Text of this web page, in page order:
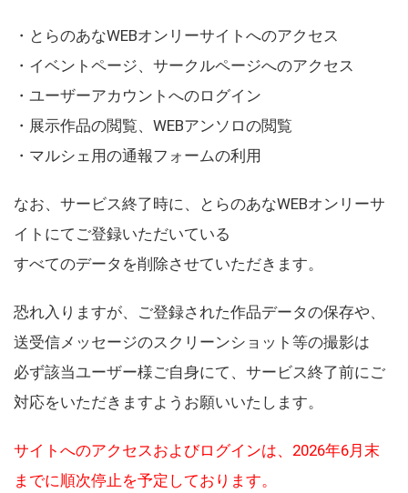
・とらのあなWEBオンリーサイトへのアクセス
・イベントページ、サークルページへのアクセス
・ユーザーアカウントへのログイン
・展示作品の閲覧、WEBアンソロの閲覧
・マルシェ用の通報フォームの利用
なお、サービス終了時に、とらのあなWEBオンリーサ
イトにてご登録いただいている
すべてのデータを削除させていただきます。
恐れ入りますが、ご登録された作品データの保存や、
送受信メッセージのスクリーンショット等の撮影は
必ず該当ユーザー様ご自身にて、サービス終了前にご
対応をいただきますようお願いいたします。
サイトへのアクセスおよびログインは、2026年6月末
までに順次停止を予定しております。